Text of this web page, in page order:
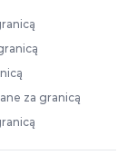
za granicą